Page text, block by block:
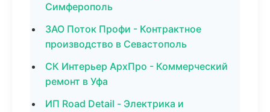
Симферополь
ЗАО Поток Профи - Контрактное
производство в Севастополь
СК Интерьер АрхПро - Коммерческий
ремонт в Уфа
ИП Road Detail - Электрика и